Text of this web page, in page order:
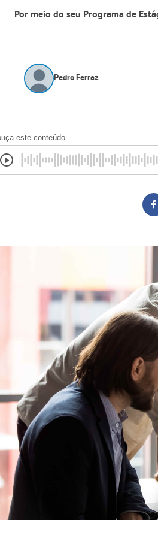
Por meio do seu Programa de
Pedro Ferraz
este conteúdo